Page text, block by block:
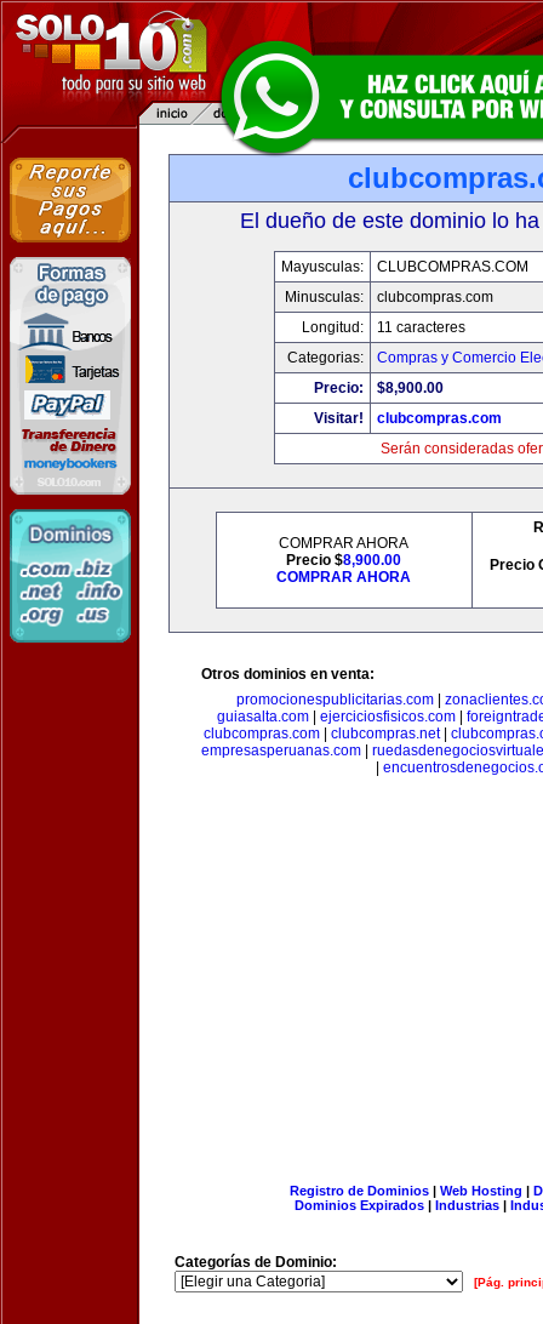
El dueño de este dominio lo
Mayusculas:
CLUBCOMPRAS.COM
Minusculas:
clubcompras.com
Longitud:
11 caracteres
Categorias:
Compras y Comercio
Precio:
$8,900.00
Visitar!
clubcompras.com
Serán consideradas
COMPRAR AHORA
Precio $8,900.00
COMPRAR AHORA
Precio
Otros dominios en venta:
promocionespublicitarias.com|
guiasalta.com
ejerciciosfisicos.com
clubcompras.com| clubcompras.net|
empresasperuanas.com
Registro de Dominios| Web Hosting |
Dominios Expirados | Industrias |
Categorías de Dominio:
[Pág.